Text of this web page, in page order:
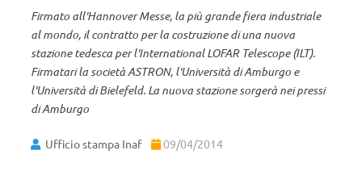
Firmato all'Hannover Messe, la più grande fiera industriale
al mondo, il contratto per la costruzione di una nuova
stazione tedesca per l'International LOFAR Telescope (ILT).
Firmatari la società ASTRON, l'Università di Amburgo e
l'Università di Bielefeld. La nuova stazione sorgerà nei pressi
di Amburgo
Ufficio stampa Inaf 09/04/2014